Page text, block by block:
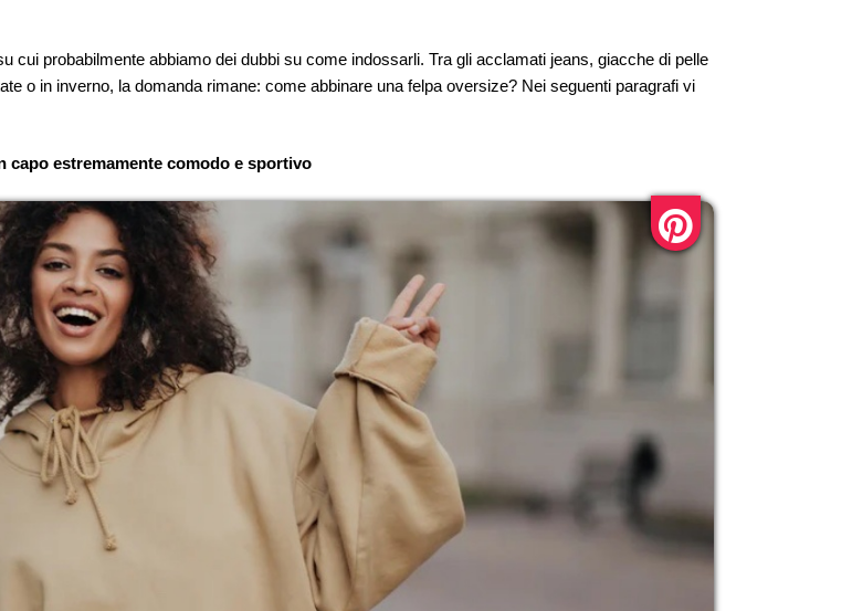
cui probabilmente abbiamo dei dubbi su come indossarli. Tra gli acclamati jeans, giacche di pelle
o in inverno, la domanda rimane: come abbinare una felpa oversize? Nei seguenti paragrafi vi
capo estremamente comodo e sportivo